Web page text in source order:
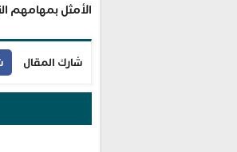
الأمثل بمهامهم
شارك المقال